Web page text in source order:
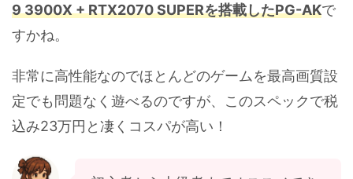
9 3900X + RTX2070 SUPERを搭載したPG-AKで
すかね。
非常に高性能なのでほとんどのゲームを最高画質設
定でも問題なく遊べるのですが、このスペックで税
込み23万円と凄くコスパが高い！